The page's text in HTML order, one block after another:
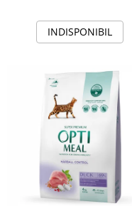
INDISPONIBIL